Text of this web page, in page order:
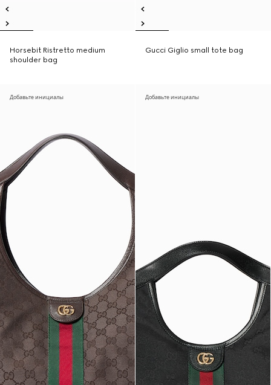
Horsebit Ristretto medium
shoulder bag
Gucci Giglio small tote bag
Добавьте инициалы Добавьте инициалы